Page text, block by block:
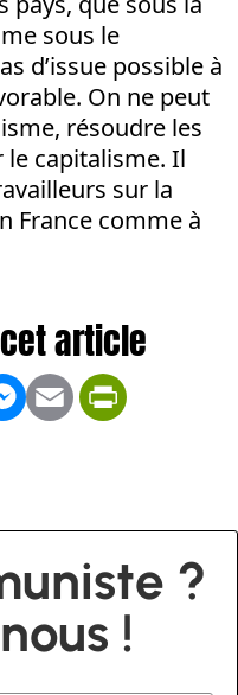
sous le
d’issue possible à
On ne peut
résoudre les
capitalisme. Il
sur la
France comme à
Messenger
Email
?
!